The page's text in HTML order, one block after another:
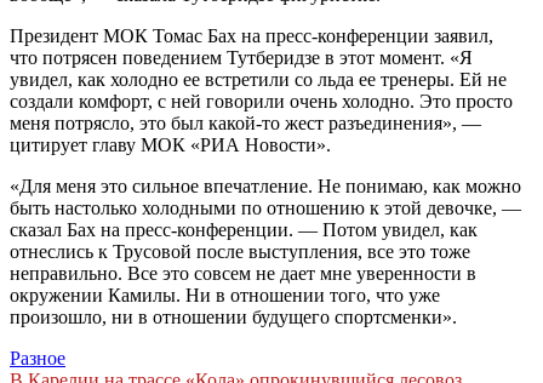
Президент МОК Томас Бах на пресс-конференции заявил,
что потрясен поведением Тутберидзе в этот момент. «Я
увидел, как холодно ее встретили со льда ее тренеры. Ей не
создали комфорт, с ней говорили очень холодно. Это просто
меня потрясло, это был какой-то жест разъединения», —
цитирует главу МОК «РИА Новости».
«Для меня это сильное впечатление. Не понимаю, как можно
быть настолько холодными по отношению к этой девочке, —
сказал Бах на пресс-конференции. — Потом увидел, как
отнеслись к Трусовой после выступления, все это тоже
неправильно. Все это совсем не дает мне уверенности в
окружении Камилы. Ни в отношении того, что уже
произошло, ни в отношении будущего спортсменки».
Разное